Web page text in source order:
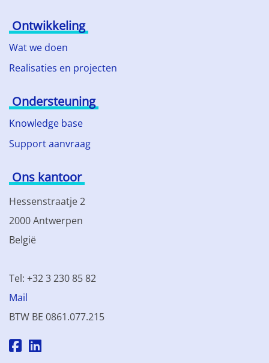
Ontwikkeling
Wat we doen
Realisaties en projecten
Ondersteuning
Knowledge base
Support aanvraag
Ons kantoor
Hessenstraatje 2
2000 Antwerpen
België
Tel: +32 3 230 85 82
Mail
BTW BE 0861.077.215